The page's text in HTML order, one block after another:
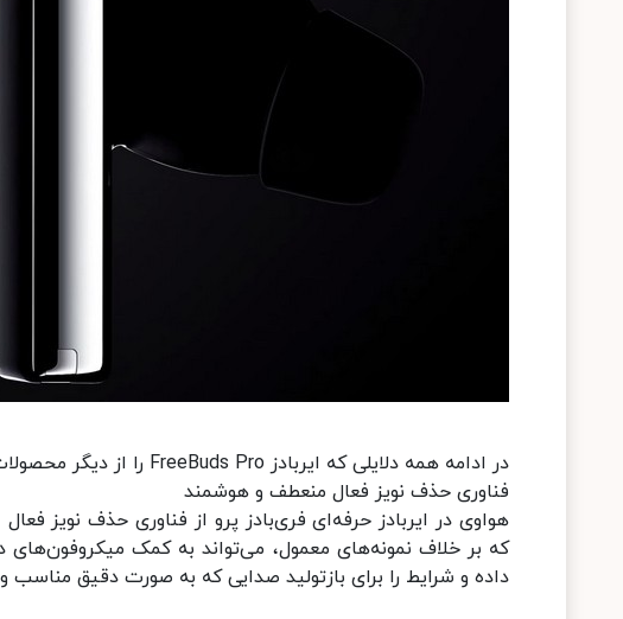
در ادامه همه دلایلی که ایربادز FreeBuds Pro را از دیگر محصولات موجود در بازار متمایز می‌کنند را مرور خواهیم کرد.
فناوری حذف نویز فعال منعطف و هوشمند
که بر خلاف نمونه‌های معمول، می‌تواند به کمک
داده و شرایط را برای بازتولید صدایی که به صورت دقیق